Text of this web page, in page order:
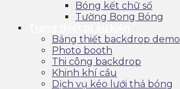
Bóng kết chữ số
Tường Bong Bóng
Bảng thiết backdrop demo
Photo booth
Thi công backdrop
Khinh khí cầu
Dịch vụ kéo lưới thả bóng